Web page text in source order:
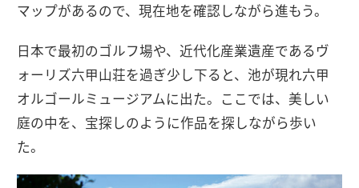
マップがあるので、現在地を確認しながら進もう。
日本で最初のゴルフ場や、近代化産業遺産であるヴ
ォーリズ六甲山荘を過ぎ少し下ると、池が現れ六甲
オルゴールミュージアムに出た。ここでは、美しい
庭の中を、宝探しのように作品を探しながら歩い
た。